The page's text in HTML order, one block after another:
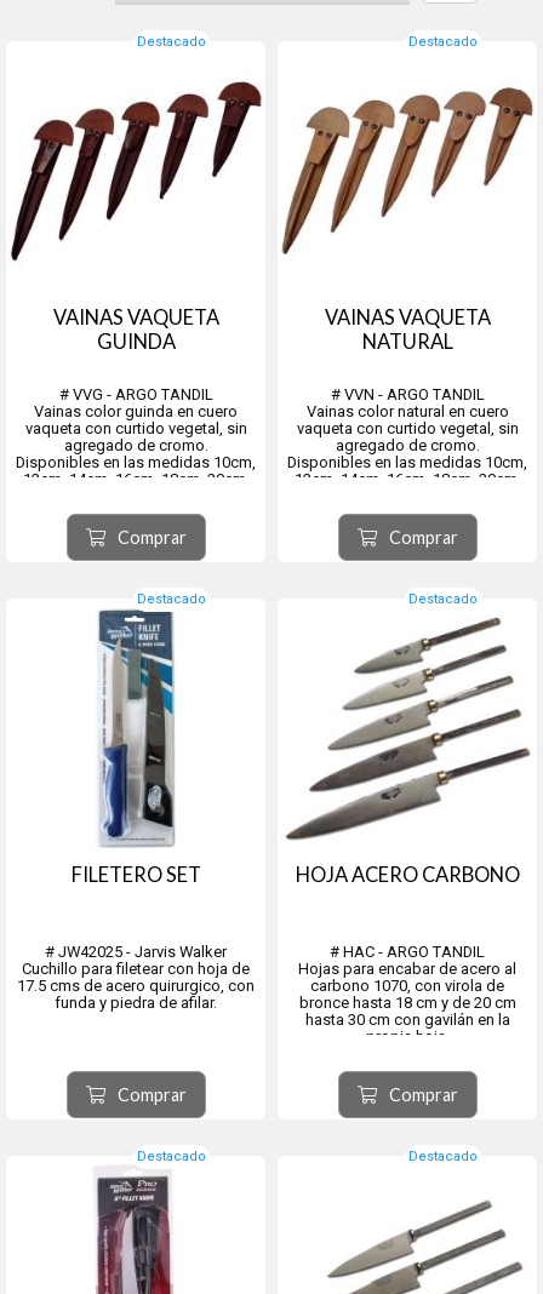
Destacado
VAINAS VAQUETA
GUINDA
# VVG - ARGO TANDIL
Vainas color guinda en cuero
vaqueta con curtido vegetal, sin
agregado de cromo.
Disponibles en las medidas 10cm,
12cm, 14cm, 16cm, 18cm, 20cm,
Comprar
Destacado
VAINAS VAQUETA
NATURAL
# VVN - ARGO TANDIL
Vainas color natural en cuero
vaqueta con curtido vegetal, sin
agregado de cromo.
Disponibles en las medidas 10cm,
12cm, 14cm, 16cm, 18cm, 20cm,
Comprar
Destacado
FILETERO SET
# JW42025 - Jarvis Walker
Cuchillo para filetear con hoja de
17.5 cms de acero quirurgico, con
funda y piedra de afilar.
Comprar
Destacado
HOJA ACERO CARBONO
# HAC - ARGO TANDIL
Hojas para encabar de acero al
carbono 1070, con virola de
bronce hasta 18 cm y de 20 cm
hasta 30 cm con gavilán en la
propia hoja.
pieza ÚNICA.
Medidas disponibles en 10, 12, 14,
16, 18, 20, 26, y 30cms.
Ancho del lomo de la hoja contra
Comprar
Destacado Destacado